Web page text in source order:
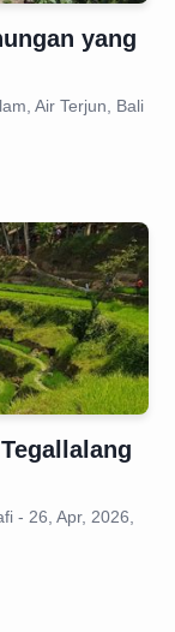
yang
Air Terjun, Bali
- 26, Apr, 2026,